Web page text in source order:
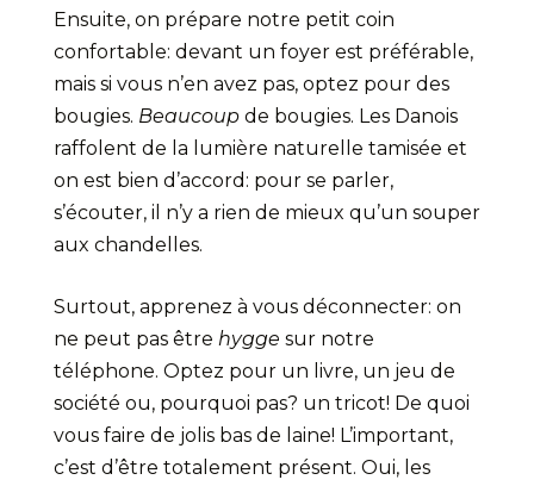
Ensuite, on prépare notre petit coin
confortable: devant un foyer est préférable,
mais si vous n’en avez pas, optez pour des
bougies. Beaucoup de bougies. Les Danois
raffolent de la lumière naturelle tamisée et
on est bien d’accord: pour se parler,
s’écouter, il n’y a rien de mieux qu’un souper
aux chandelles.
Surtout, apprenez à vous déconnecter: on
ne peut pas être hygge sur notre
téléphone. Optez pour un livre, un jeu de
société ou, pourquoi pas? un tricot! De quoi
vous faire de jolis bas de laine! L’important,
c’est d’être totalement présent. Oui, les